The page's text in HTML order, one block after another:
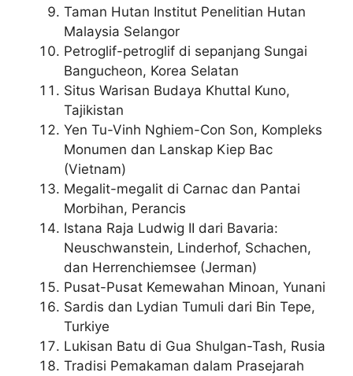
Taman Hutan Institut Penelitian Hutan
Malaysia Selangor
Petroglif-petroglif di sepanjang Sungai
Bangucheon, Korea Selatan
Situs Warisan Budaya Khuttal Kuno,
Tajikistan
Yen Tu-Vinh Nghiem-Con Son, Kompleks
Monumen dan Lanskap Kiep Bac
(Vietnam)
Megalit-megalit di Carnac dan Pantai
Morbihan, Perancis
Istana Raja Ludwig II dari Bavaria:
Neuschwanstein, Linderhof, Schachen,
dan Herrenchiemsee (Jerman)
Pusat-Pusat Kemewahan Minoan, Yunani
Sardis dan Lydian Tumuli dari Bin Tepe,
Turkiye
Lukisan Batu di Gua Shulgan-Tash, Rusia
Tradisi Pemakaman dalam Prasejarah